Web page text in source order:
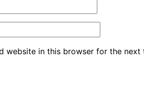
website in this browser for the next